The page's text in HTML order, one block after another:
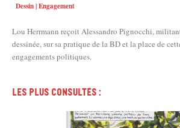
Dessin | Engagement
Lou Herrmann reçoit Alessandro Pignocchi,
dessinée, sur sa pratique de la BD et la place de
engagements politiques.
Les plus consultés :